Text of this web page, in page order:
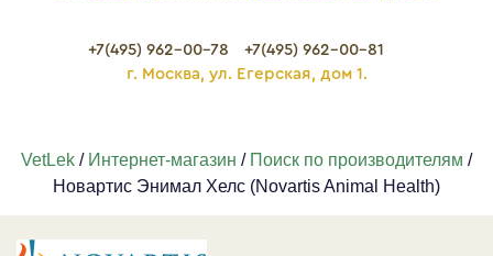
+7(495) 962-00-78
+7(495) 962-00-81
г. Москва, ул. Егерская, дом 1.
VetLek / Интернет-магазин / Поиск по производителям /
Новартис Энимал Хелс (Novartis Animal Health)